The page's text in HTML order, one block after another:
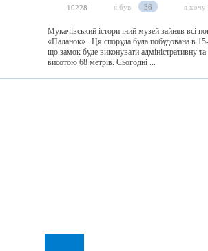
10228 я був 36 я хочу
Мукачівський історичний музей зайняв всі
«Паланок» . Ця споруда була побудована в
що замок буде виконувати адміністративну
висотою 68 метрів. Сьогодні ...